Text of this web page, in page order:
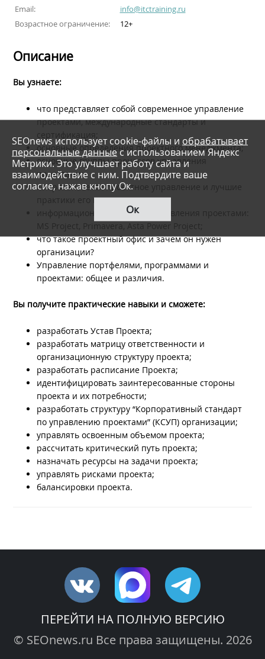
Email:
info@itctraining.ru
Возрастное ограничение:
12+
Описание
Вы узнаете:
что представляет собой современное управление
проектами, международные стандарты и
сертификация;
основные определения проектного менеджмента;
основные группы процессов управления
проектами;
как развивается проектное управление и лучшие
практики его внедрения;
информационные системы управления проектами:
MS Project, Primavera, Asta Power Project;
что такое проектный офис и зачем он нужен
организации?
Управление портфелями, программами и
проектами: общее и различия.
Вы получите практические навыки и сможете:
разработать Устав Проекта;
разработать матрицу ответственности и
организационную структуру проекта;
разработать расписание Проекта;
идентифицировать заинтересованные стороны
проекта и их потребности;
разработать структуру “Корпоративный стандарт
по управлению проектами” (КСУП) организации;
управлять освоенным объемом проекта;
рассчитать критический путь проекта;
назначать ресурсы на задачи проекта;
управлять рисками проекта;
балансировки проекта.
SEOnews использует cookie-файлы и обрабатывает
персональные данныес использованием Яндекс
Метрики. Это улучшает работу сайта и
взаимодействие с ним. Подтвердите ваше
согласие, нажав кнопу Ок.
Ок
ПЕРЕЙТИ НА ПОЛНУЮ ВЕРСИЮ
© SEOnews.ru Все права защищены. 2026